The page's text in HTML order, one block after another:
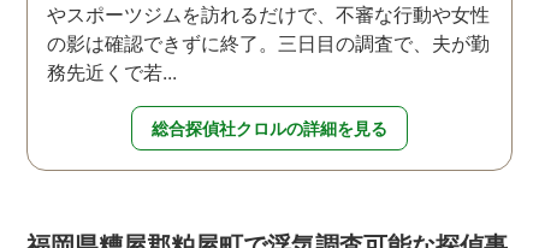
やスポーツジムを訪れるだけで、不審な行動や女性
の影は確認できずに終了。三日目の調査で、夫が勤
務先近くで若...
総合探偵社クロルの詳細を見る